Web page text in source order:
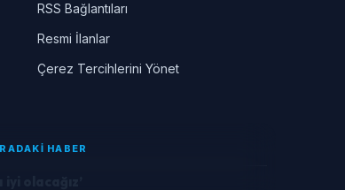
RSS Bağlantıları
Resmi İlanlar
Çerez Tercihlerini Yönet
HABER